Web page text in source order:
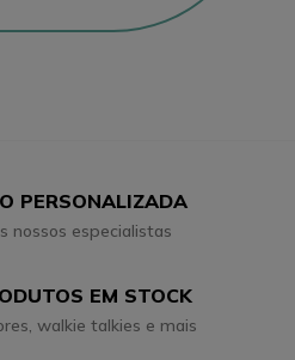
PERSONALIZADA
nossos especialistas
EM STOCK
walkie talkies e mais